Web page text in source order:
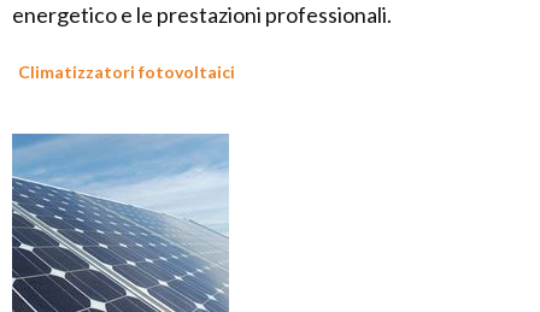
energetico e le prestazioni professionali.
Climatizzatori fotovoltaici